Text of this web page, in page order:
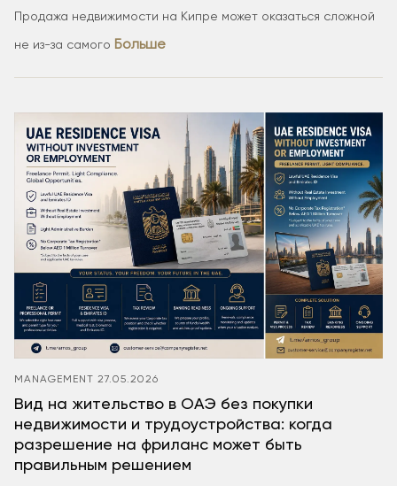
Продажа недвижимости на Кипре может оказаться сложной
не из-за самого Больше
MANAGEMENT 27.05.2026
Вид на жительство в ОАЭ без покупки
недвижимости и трудоустройства: когда
разрешение на фриланс может быть
правильным решением